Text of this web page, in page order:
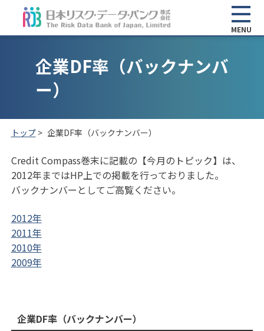
MENU
企業DF率（バックナンバ
ー）
トップ> 企業DF率（バックナンバー）
Credit Compass巻末に記載の【今月のトピック】は、
2012年まではHP上での掲載を行っておりました。
バックナンバーとしてご高覧ください。
2012年
2011年
2010年
2009年
企業DF率（バックナンバー）